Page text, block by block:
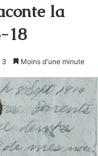
la
18
3 Moins d'une minute